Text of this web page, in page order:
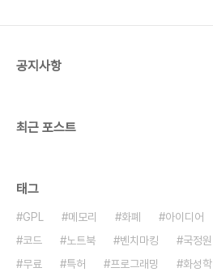
의 비밀' 편을 했다는데 동명의 책을 보니 기억술에
공지사항
최근 포스트
태그
GPL 메모리 화폐 아이디어
코드
노트북 벤치마킹 국정원
무료
특허 프로그래밍 화성학